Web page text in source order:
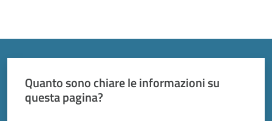
Quanto sono chiare le informazioni su
questa pagina?